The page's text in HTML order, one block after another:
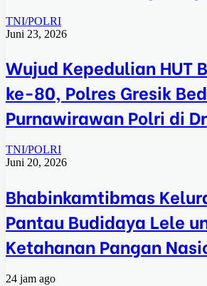
TNI/POLRI
Juni 23, 2026
Wujud Kepedulian HUT
ke-80, Polres Gresik
Purnawirawan Polri di
TNI/POLRI
Juni 20, 2026
Bhabinkamtibmas
Pantau Budidaya Lele
Ketahanan Pangan
24 jam ago